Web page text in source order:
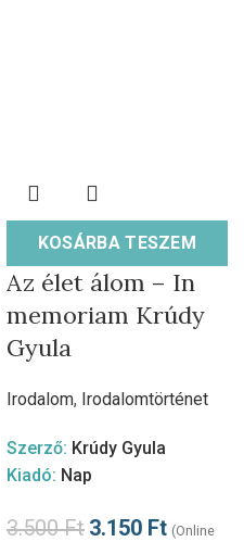
KOSÁRBA TESZEM
Az élet álom – In
memoriam Krúdy
Gyula
Irodalom, Irodalomtörténet
Szerző: Krúdy Gyula
Kiadó: Nap
3.500Ft 3.150 Ft (Online